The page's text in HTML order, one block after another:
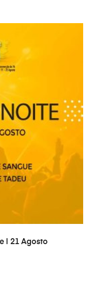
| 21 Agosto